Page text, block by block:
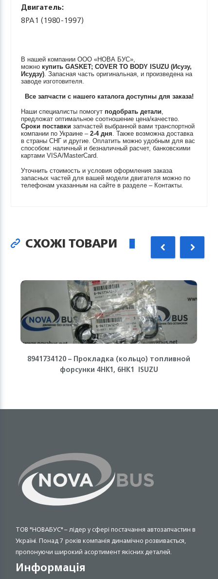
Двигатель:
8PA1 (1980-1997)
В нашей компании ООО «НОВА БУС»,
можно купитьGASKET; COVER TO BODY ISUZU (Исузу,
Исудзу). Запасная часть оригинальная, и произведена на
заводе изготовителя.
Все запчасти с нашего каталога доступны для заказа!
Наши специалисты помогут подобрать детали,
предложат оптимальное соотношение цена/качество.
Сроки поставки запчастей выбранной вами транспортной
компании по Украине –2-4 дня. Также возможна доставка
в страны СНГ и другие. Оплатить можно удобным для вас
способом: наличный и безналичный расчет, банковскими
картами VISA/MasterCard.
Уточнить стоимость и условия оформления заказа
запасных частей для вашей модели двигателя можно по
телефонам указанным на сайте в разделе – Контакты.
СХОЖІ ТОВАРИ
8941734120 – Прокладка (кольцо) топливной
форсунки 4HK1, 6HK1 ISUZU
ТОВ "НОВАБУС" – лідер у сфері постачання автозапчастин в
Україні. Понад 7 років компанія динамічно розвивається,
пропонуючи широкий асортимент якісних деталей.
Информація